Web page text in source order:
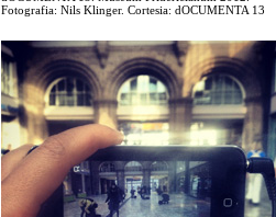
Fotografia: Nils Klinger. Cortesia: dOCUMENTA 13